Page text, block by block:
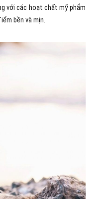
với các hoạt chất mỹ phẩm
bền và mịn.